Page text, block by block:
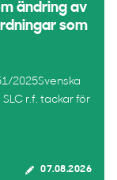
ändring av
som
2025Svenska
r.f. tackar för
07.08.2026